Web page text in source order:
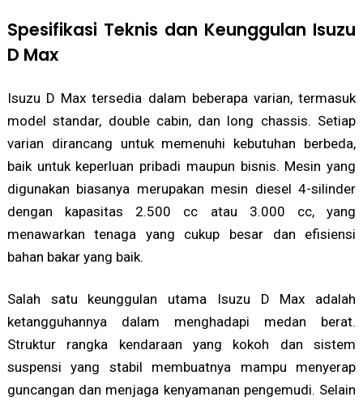
Spesifikasi Teknis dan Keunggulan Isuzu
D Max
Isuzu D Max tersedia dalam beberapa varian, termasuk
model standar, double cabin, dan long chassis. Setiap
varian dirancang untuk memenuhi kebutuhan berbeda,
baik untuk keperluan pribadi maupun bisnis. Mesin yang
digunakan biasanya merupakan mesin diesel 4-silinder
dengan kapasitas 2.500 cc atau 3.000 cc, yang
menawarkan tenaga yang cukup besar dan efisiensi
bahan bakar yang baik.
Salah satu keunggulan utama Isuzu D Max adalah
ketangguhannya dalam menghadapi medan berat.
Struktur rangka kendaraan yang kokoh dan sistem
suspensi yang stabil membuatnya mampu menyerap
guncangan dan menjaga kenyamanan pengemudi. Selain